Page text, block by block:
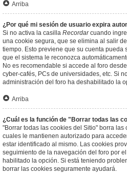
Arriba
¿Por qué mi sesión de usuario expira
Si no activa la casilla Recordarcuando
una cookie segura, que se elimina al salir
tiempo. Esto previene que su cuenta pueda
que el sistema le reconozca
No es recomendable si accede al foro
cyber-cafés, PCs de universidades, etc. Si
administración del foro ha deshabilitado la
Arriba
¿Cuál es la función de "Borrar todas las
"Borrar todas las cookies del Sitio" borra
cuales le mantienen autorizado para
estar identificado al mismo. Las cookies
seguimiento de la navegación del foro por
habilitado la opción. Si está teniendo
borrar las cookies seguramente ayudará.